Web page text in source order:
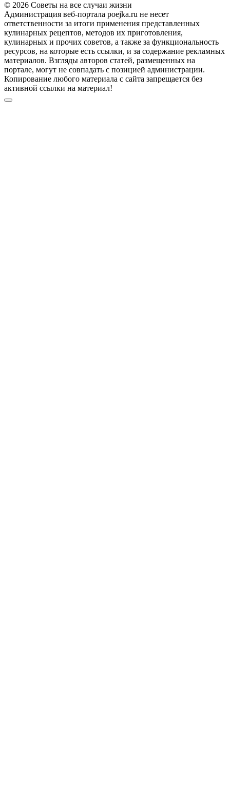
© 2026 Советы на все случаи жизни
Администрация веб-портала poejka.ru не несет
ответственности за итоги применения представленных
кулинарных рецептов, методов их приготовления,
кулинарных и прочих советов, а также за функциональность
ресурсов, на которые есть ссылки, и за содержание рекламных
материалов. Взгляды авторов статей, размещенных на
портале, могут не совпадать с позицией администрации.
Копирование любого материала с сайта запрещается без
активной ссылки на материал!